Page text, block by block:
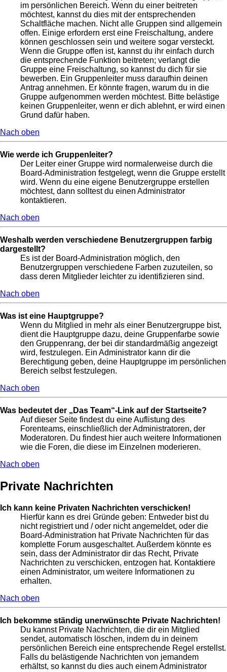
im persönlichen Bereich. Wenn du einer beitreten
möchtest, kannst du dies mit der entsprechenden
Schaltfläche machen. Nicht alle Gruppen sind allgemein
offen. Einige erfordern erst eine Freischaltung, andere
können geschlossen sein und weitere sogar versteckt.
Wenn die Gruppe offen ist, kannst du ihr einfach durch
die entsprechende Funktion beitreten; verlangt die
Gruppe eine Freischaltung, so kannst du dich für sie
bewerben. Ein Gruppenleiter muss daraufhin deinen
Antrag annehmen. Er könnte fragen, warum du in die
Gruppe aufgenommen werden möchtest. Bitte belästige
keinen Gruppenleiter, wenn er dich ablehnt, er wird einen
Grund dafür haben.
Nach oben
Wie werde ich Gruppenleiter?
Der Leiter einer Gruppe wird normalerweise durch die
Board-Administration festgelegt, wenn die Gruppe erstellt
wird. Wenn du eine eigene Benutzergruppe erstellen
möchtest, dann solltest du einen Administrator
kontaktieren.
Nach oben
Weshalb werden verschiedene Benutzergruppen farbig
dargestellt?
Es ist der Board-Administration möglich, den
Benutzergruppen verschiedene Farben zuzuteilen, so
dass deren Mitglieder leichter zu identifizieren sind.
Nach oben
Was ist eine Hauptgruppe?
Wenn du Mitglied in mehr als einer Benutzergruppe bist,
dient die Hauptgruppe dazu, deine Gruppenfarbe sowie
den Gruppenrang, der bei dir standardmäßig angezeigt
wird, festzulegen. Ein Administrator kann dir die
Berechtigung geben, deine Hauptgruppe im persönlichen
Bereich selbst festzulegen.
Nach oben
Was bedeutet der „Das Team“-Link auf der Startseite?
Auf dieser Seite findest du eine Auflistung des
Forenteams, einschließlich der Administratoren, der
Moderatoren. Du findest hier auch weitere Informationen
wie die Foren, die diese im Einzelnen moderieren.
Nach oben
Private Nachrichten
Ich kann keine Privaten Nachrichten verschicken!
Hierfür kann es drei Gründe geben: Entweder bist du
nicht registriert und / oder nicht angemeldet, oder die
Board-Administration hat Private Nachrichten für das
komplette Forum ausgeschaltet. Außerdem könnte es
sein, dass der Administrator dir das Recht, Private
Nachrichten zu verschicken, entzogen hat. Kontaktiere
einen Administrator, um weitere Informationen zu
erhalten.
Nach oben
Ich bekomme ständig unerwünschte Private Nachrichten!
Du kannst Private Nachrichten, die dir ein Mitglied
sendet, automatisch löschen, indem du in deinem
persönlichen Bereich eine entsprechende Regel erstellst.
Falls du belästigende Nachrichten von jemandem
erhältst, so kannst du dies auch einem Administrator